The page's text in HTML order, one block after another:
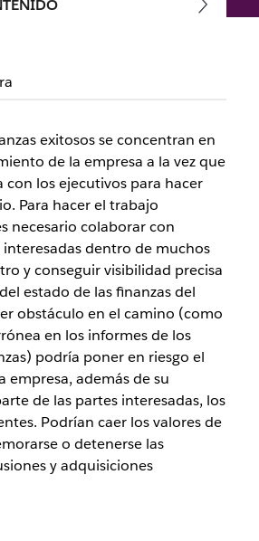
en las que los
la
con Slack
de Salesforce usan Slack para
de informes, para las aprobaciones
externos.
exitosos se concentran en
de la empresa a la vez que
con los ejecutivos para hacer
Para hacer el trabajo
necesario colaborar con
dentro de muchos
y conseguir visibilidad precisa
estado de las finanzas del
obstáculo en el camino (como
en los informes de los
podría poner en riesgo el
empresa, además de su
de las partes interesadas, los
Podrían caer los valores de
o detenerse las
y adquisiciones